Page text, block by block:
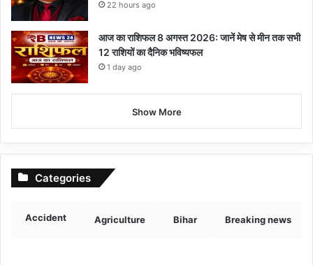
22 hours ago
आज का राशिफल 8 अगस्त 2026: जानें मेष से मीन तक सभी
12 राशियों का दैनिक भविष्यफल
1 day ago
Show More
Categories
Accident Agriculture Bihar Breaking news